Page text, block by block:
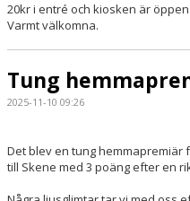
20kr i entré och kiosken är
Varmt välkomna.
Tung
2025-11-10 09:26
Det blev en tung hemmapremiär
till Skene med 3 poäng efter en